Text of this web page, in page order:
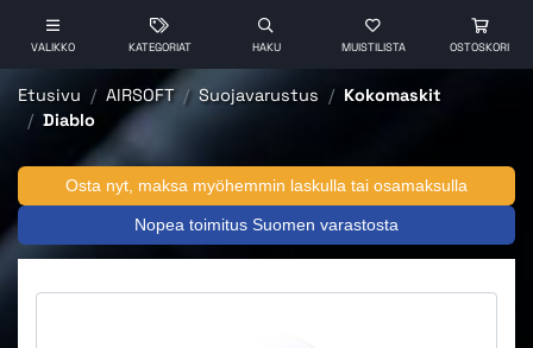
VALIKKO KATEGORIAT HAKU MUISTILISTA OSTOSKORI
Etusivu AIRSOFT Suojavarustus
Kokomaskit
Diablo
Osta nyt, maksa myöhemmin laskulla tai osamaksulla
Nopea toimitus Suomen varastosta